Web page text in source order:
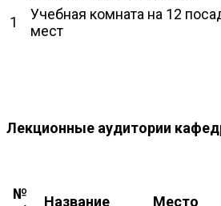
1
Учебная комната на 12
мест
Лекционные аудитории
№
Название
Место